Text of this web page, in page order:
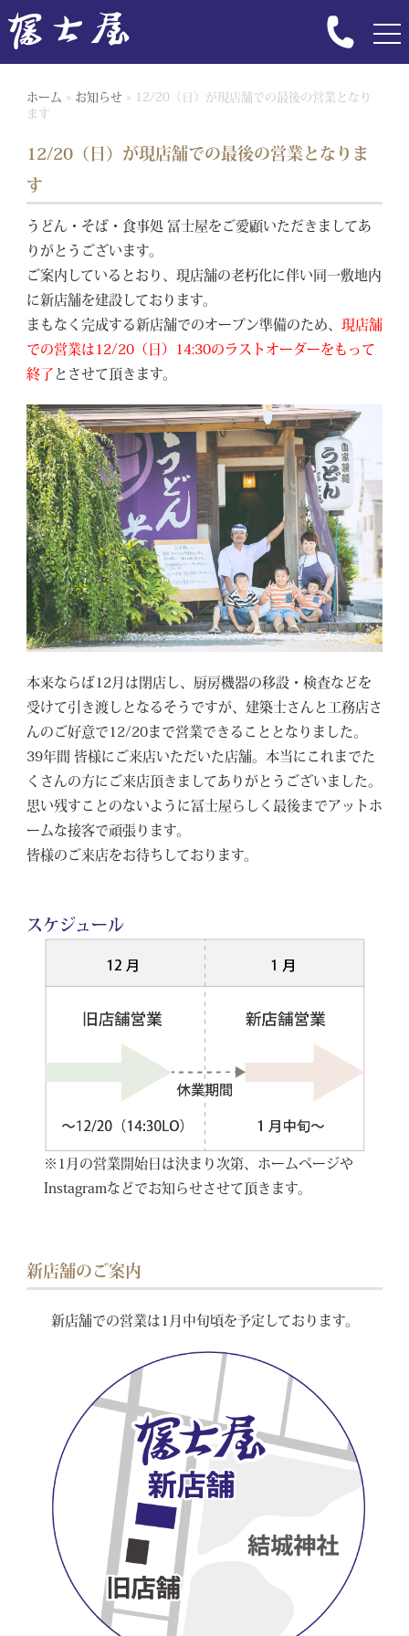
ホーム » お知らせ » 12/20（日）が現店舗での最後の営業となり
ます
12/20（日）が現店舗での最後の営業となりま
す
うどん・そば・食事処 冨士屋をご愛顧いただきましてあ
りがとうございます。
ご案内しているとおり、現店舗の老朽化に伴い同一敷地内
に新店舗を建設しております。
まもなく完成する新店舗でのオープン準備のため、 現店舗
での営業は12/20（日）14:30のラストオーダーをもって
終了 とさせて頂きます。
本来ならば12月は閉店し、厨房機器の移設・検査などを
受けて引き渡しとなるそうですが、建築士さんと工務店さ
んのご好意で12/20まで営業できることとなりました。
39年間 皆様にご来店いただいた店舗。本当にこれまでた
くさんの方にご来店頂きましてありがとうございました。
思い残すことのないように冨士屋らしく最後までアットホ
ームな接客で頑張ります。
皆様のご来店をお待ちしております。
スケジュール
※1月の営業開始日は決まり次第、ホームページや
Instagramなどでお知らせさせて頂きます。
新店舗のご案内
新店舗での営業は 1月中旬頃を予定しております。